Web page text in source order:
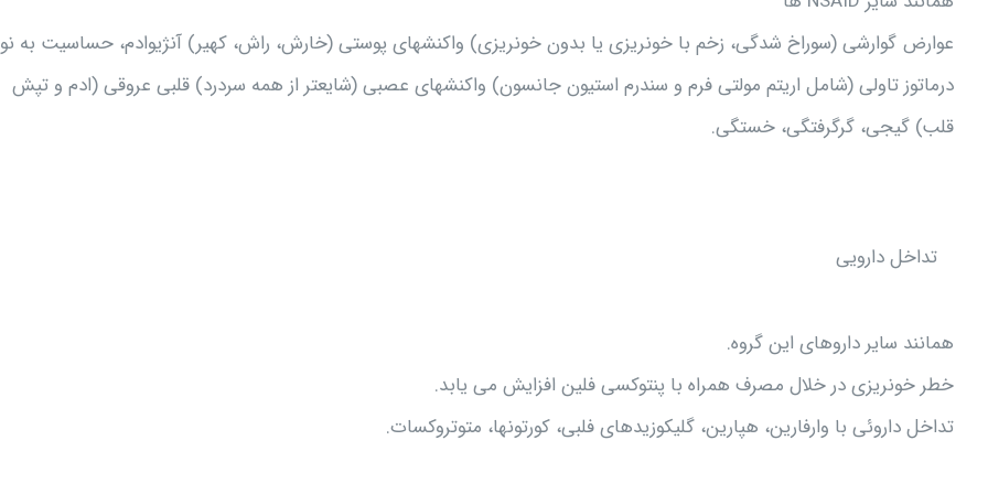
عوارض گوارشی (سوراخ شدگی، زخم با خونریزی یا بدون خونریزی) واکنشهای پوستی (خارش، راش، کهیر) آنژیوادم، حساسیت به
درماتوز تاولی (شامل اریتم مولتی فرم و سندرم استیون جانسون) واکنشهای عصبی (شایعتر از همه سردرد) قلبی عروقی (ادم و تپش
قلب) گیجی، گرگرفتگی، خستگی.
تداخل دارویی
همانند سایر داروهای این گروه.
خطر خونریزی در خلال مصرف همراه با پنتوکسی فلین افزایش می یابد.
تداخل داروئی با وارفارین، هپارین، گلیکوزیدهای فلبی، کورتونها، متوتروکسات.